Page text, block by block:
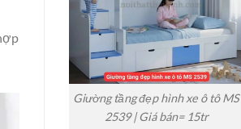
Giường tầng đẹp hình xe ô tô MS
2539 | Giá bán= 15tr